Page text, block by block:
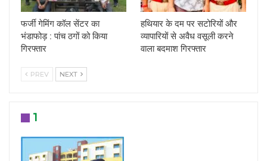
फर्जी गेमिंग कॉल सेंटर का
भंडाफोड़ : पांच ठगों को किया
गिरफ्तार
हथियार के दम पर सटोरियों और
व्यापारियों से अवैध वसूली करने
वाला बदमाश गिरफ्तार
PREV NEXT
1